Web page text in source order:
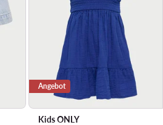
Angebot
Kids ONLY